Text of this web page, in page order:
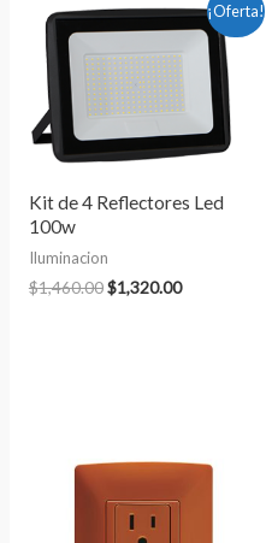
¡Oferta!
Kit de 4 Reflectores Led
100w
Iluminacion
$1,460.00
precio
era:
$1,460.00.
$1,320.00
precio
actual
es:
$1,320.00.